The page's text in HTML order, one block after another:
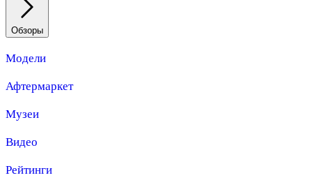
Обзоры
Модели
Афтермаркет
Музеи
Видео
Рейтинги